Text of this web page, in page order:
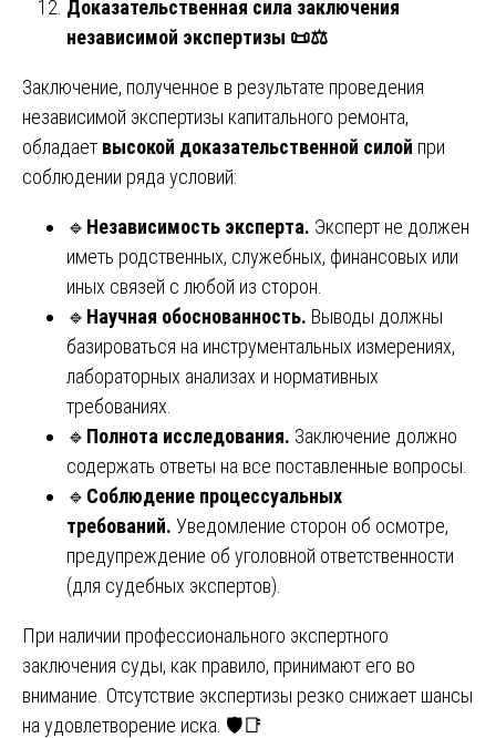
Доказательственная сила заключения
независимой экспертизы 📜⚖️
Заключение, полученное в результате проведения
независимой экспертизы капитального ремонта,
обладает высокой доказательственной силой при
соблюдении ряда условий:
🔹 Независимость эксперта. Эксперт не должен
иметь родственных, служебных, финансовых или
иных связей с любой из сторон.
🔹 Научная обоснованность. Выводы должны
базироваться на инструментальных измерениях,
лабораторных анализах и нормативных
требованиях.
🔹 Полнота исследования. Заключение должно
содержать ответы на все поставленные вопросы.
🔹 Соблюдение процессуальных
требований. Уведомление сторон об осмотре,
предупреждение об уголовной ответственности
(для судебных экспертов).
При наличии профессионального экспертного
заключения суды, как правило, принимают его во
внимание. Отсутствие экспертизы резко снижает шансы
на удовлетворение иска. 🛡️📑